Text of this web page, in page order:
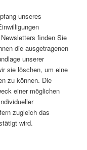
unseres
finden Sie
die ausgetragenen
unserer
sie löschen, um eine
zu können. Die
einer möglichen
zugleich das
wird.